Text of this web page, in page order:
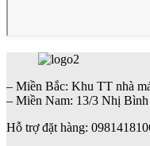
– Miền Bắc: Khu TT nhà
– Miền Nam: 13/3 Nhị
Hỗ trợ đặt hàng: